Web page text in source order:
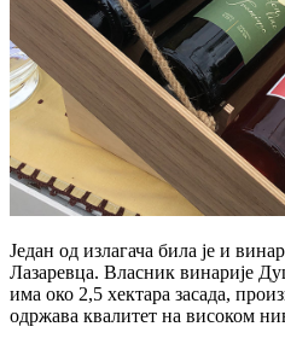
Један од излагача била је и
Лазаревца. Власник винарије
има око 2,5 хектара засада,
одржава квалитет на високом